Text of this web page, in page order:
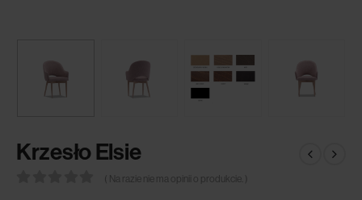
Krzesło Elsie
( Na razie nie ma opinii o produkcie. )